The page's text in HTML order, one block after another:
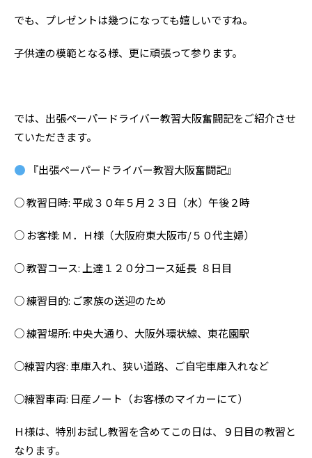
でも、プレゼントは幾つになっても嬉しいですね。
子供達の模範となる様、更に頑張って参ります。
では、出張ペーパードライバー教習大阪奮闘記をご紹介させ
ていただきます。
『出張ペーパードライバー教習大阪奮闘記』
○ 教習日時: 平成３０年５月２３日（水）午後２時
○ お客様: Ｍ．Ｈ様（大阪府東大阪市/５０代主婦）
○ 教習コース: 上達１２０分コース延長 ８日目
○ 練習目的: ご家族の送迎のため
○ 練習場所: 中央大通り、大阪外環状線、東花園駅
○練習内容: 車庫入れ、狭い道路、ご自宅車庫入れなど
○練習車両: 日産ノート（お客様のマイカーにて）
Ｈ様は、特別お試し教習を含めてこの日は、９日目の教習と
なります。